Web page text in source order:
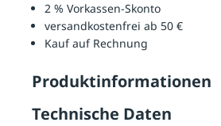
2 % Vorkassen-Skonto
versandkostenfrei ab 50 €
Kauf auf Rechnung
Produktinformationen
Technische Daten